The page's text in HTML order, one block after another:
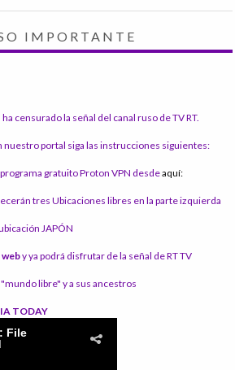
IMPORTANTE
censurado la señal del canal ruso de TV RT.
nuestro portal siga las instrucciones siguientes:
gratuito Proton VPN desdeaquí:
tres Ubicaciones libres en la parte izquierda
JAPÓN
weby ya podrá disfrutar de la señal de RT TV
libre" y a sus ancestros
TODAY